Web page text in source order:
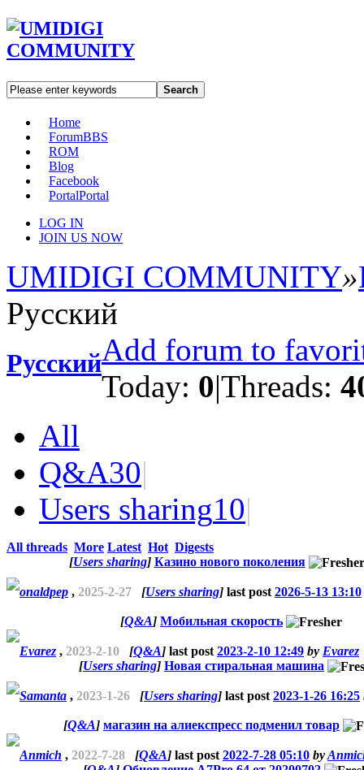
Search
Home
ForumBBS
ROM
Blog
Facebook
PortalPortal
LOG IN
JOIN US NOW
UMIDIGI COMMUNITY»
Русский
РусскийAdd forum to
Today: 0|Threads:
All
Q&A30|
Users sharing10|
All threads More Latest Hot Digests
[Users sharing] Казино нового поколения
onaldpep , 2025-2-27 [Users sharing] last post 2026-5-13 13:10
[Q&A] Мобильная скорость
Evarez , 2023-2-10 [Q&A] last post 2023-2-10 12:49 by Evarez
[Users sharing] Новая стиральная машина
Samanta , 2023-1-26 [Users sharing] last post 2023-1-26 16:25
[Q&A] магазин на алиекспресс подменил товар
Anmich , 2022-7-28 [Q&A] last post 2022-7-28 05:10 by